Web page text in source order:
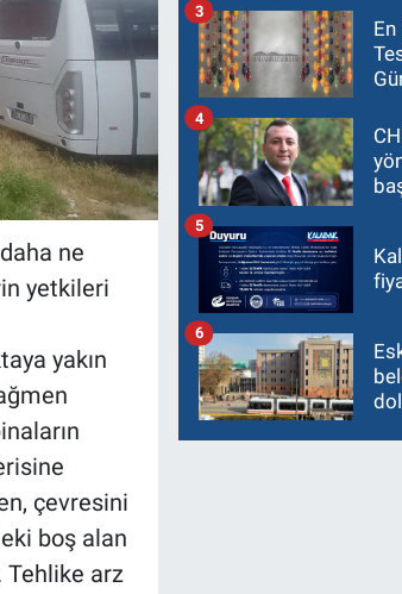
ne
yetkileri
yakın
çevresini
boş alan
Tehlike arz
3
4
5
6